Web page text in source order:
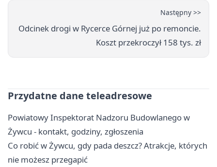
Następny >>
Odcinek drogi w Rycerce Górnej już po remoncie.
Koszt przekroczył 158 tys. zł
Przydatne dane teleadresowe
Powiatowy Inspektorat Nadzoru Budowlanego w
Żywcu - kontakt, godziny, zgłoszenia
Co robić w Żywcu, gdy pada deszcz? Atrakcje, których
nie możesz przegapić